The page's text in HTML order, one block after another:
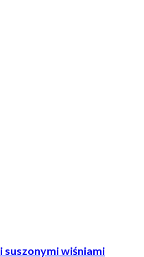
suszonymi wiśniami